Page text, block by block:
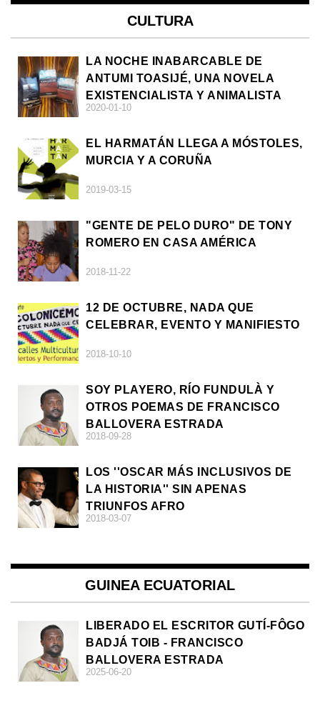
CULTURA
LA NOCHE INABARCABLE DE
ANTUMI TOASIJÉ, UNA NOVELA
EXISTENCIALISTA Y ANIMALISTA
2020-01-10
EL HARMATÁN LLEGA A MÓSTOLES,
MURCIA Y A CORUÑA
2019-03-15
"GENTE DE PELO DURO" DE TONY
ROMERO EN CASA AMÉRICA
2018-11-22
12 DE OCTUBRE, NADA QUE
CELEBRAR, EVENTO Y MANIFIESTO
2018-10-10
SOY PLAYERO, RÍO FUNDULÀ Y
OTROS POEMAS DE FRANCISCO
BALLOVERA ESTRADA
2018-09-28
LOS ''OSCAR MÁS INCLUSIVOS DE
LA HISTORIA'' SIN APENAS
TRIUNFOS AFRO
2018-03-07
GUINEA ECUATORIAL
LIBERADO EL ESCRITOR GUTÍ-FÔGO
BADJÁ TOIB - FRANCISCO
BALLOVERA ESTRADA
2025-06-20